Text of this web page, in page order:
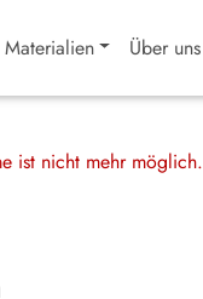
Über uns
ist nicht mehr möglich.